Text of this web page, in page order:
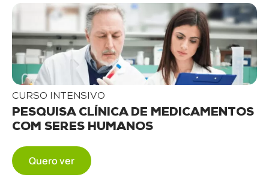
CURSO INTENSIVO
PESQUISA CLÍNICA DE MEDICAMENTOS
COM SERES HUMANOS
Quero ver